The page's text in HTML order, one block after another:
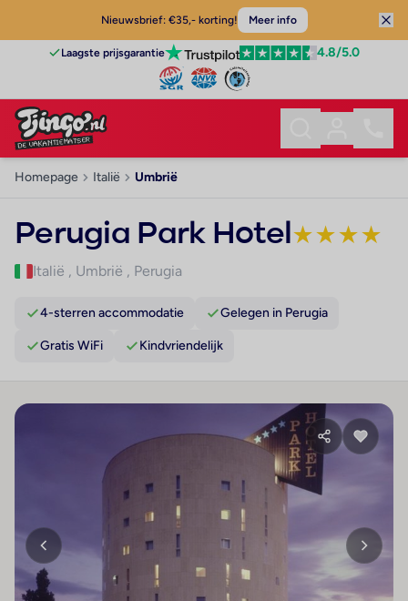
Nieuwsbrief: €35,- korting! Meer info
Laagste prijsgarantie 4.8/5.0
Homepage Italië Umbrië
Perugia Park Hotel★★★★
Italië , Umbrië , Perugia
4-sterren accommodatie Gelegen in Perugia
Gratis WiFi Kindvriendelijk